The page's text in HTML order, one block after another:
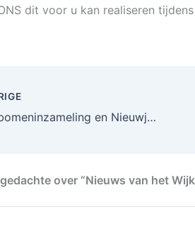
dit voor u kan realiseren
Kerstbomeninzameling en Nieuwjaarsreceptie voor alle bewoners van Hoofddorp Noord en genodigden.
over “Nieuws van het